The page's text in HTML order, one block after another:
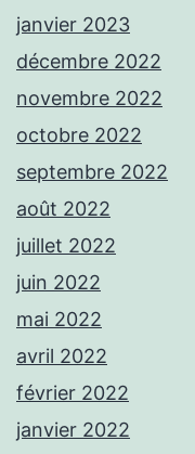
janvier 2023
décembre 2022
novembre 2022
octobre 2022
septembre 2022
août 2022
juillet 2022
juin 2022
mai 2022
avril 2022
février 2022
janvier 2022